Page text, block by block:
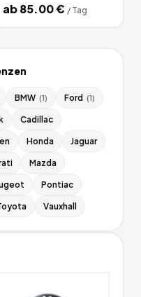
ab85.00€ / Tag
BMW (1) Ford (1)
Cadillac
Honda Jaguar
Mazda
Pontiac
Vauxhall